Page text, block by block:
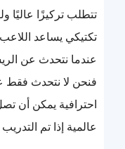
تتطلب تركيزًا عاليًا
تكتيكي يساعد
عندما نتحدث عن
فنحن لا نتحدث فقط
احترافية يمكن أن
عالمية إذا تم